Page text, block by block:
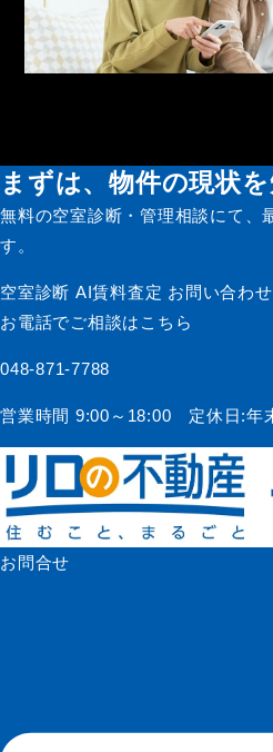
まずは、物件の現状
無料の空室診断・管理相談にて、
す。
空室診断 AI賃料査定 お問い合わせ
お電話でご相談はこちら
048-871-7788
営業時間 9:00～18:00 定休日:年
お問合せ